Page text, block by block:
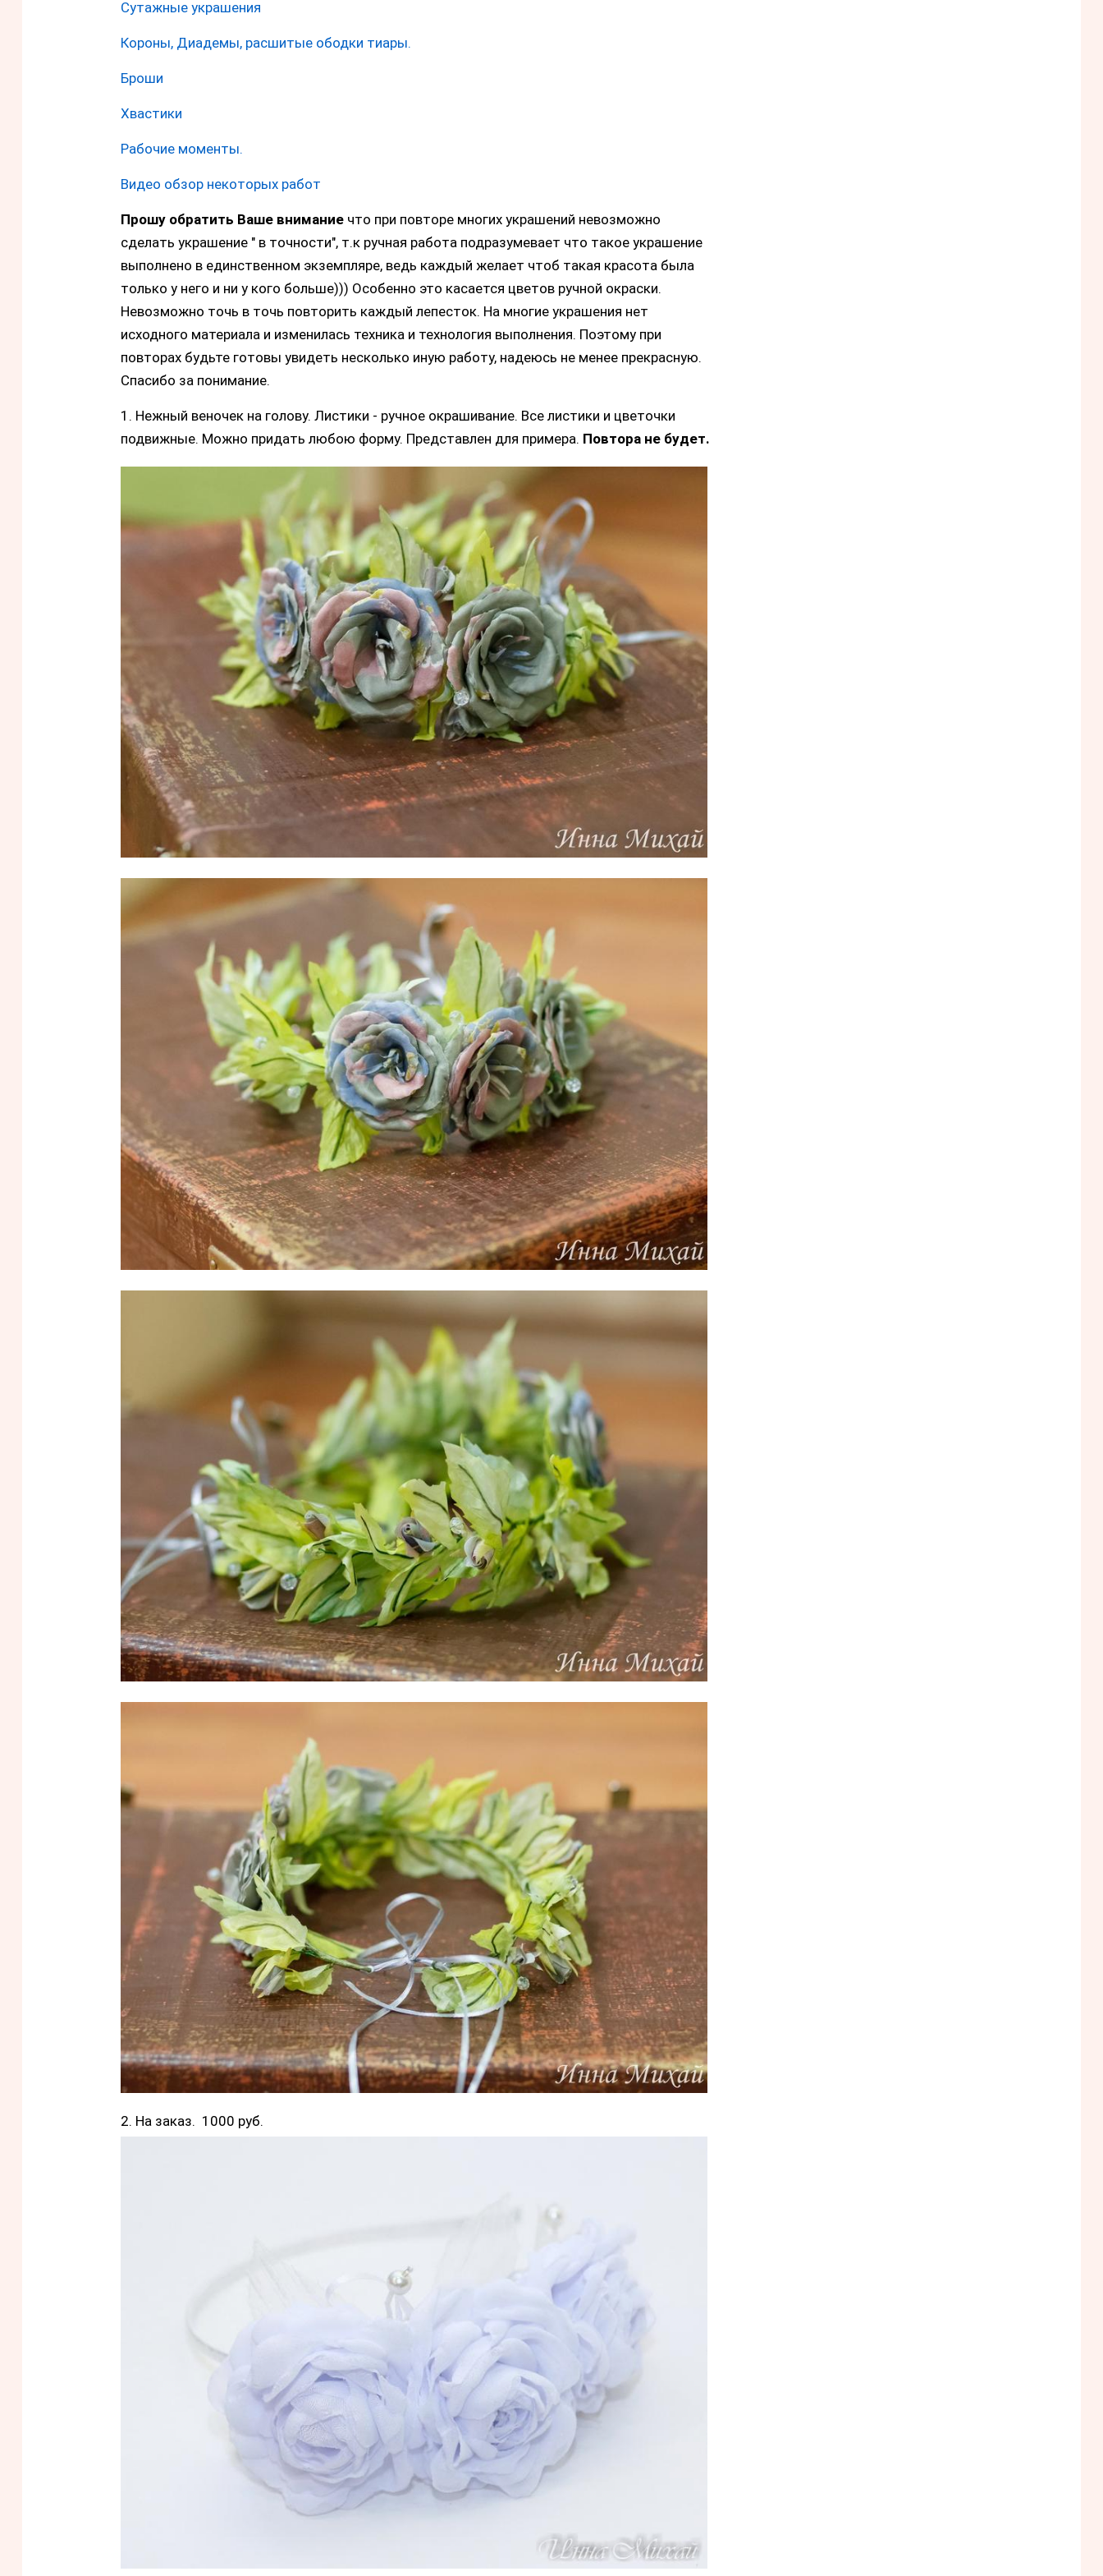
Сутажные украшения
Короны, Диадемы, расшитые ободки тиары.
Броши
Хвастики
Рабочие моменты.
Видео обзор некоторых работ
Прошу обратить Ваше внимание что при повторе многих украшений невозможно
сделать украшение " в точности", т.к ручная работа подразумевает что такое украшение
выполнено в единственном экземпляре, ведь каждый желает чтоб такая красота была
только у него и ни у кого больше))) Особенно это касается цветов ручной окраски.
Невозможно точь в точь повторить каждый лепесток. На многие украшения нет
исходного материала и изменилась техника и технология выполнения. Поэтому при
повторах будьте готовы увидеть несколько иную работу, надеюсь не менее прекрасную.
Спасибо за понимание.
1. Нежный веночек на голову. Листики - ручное окрашивание. Все листики и цветочки
подвижные. Можно придать любою форму. Представлен для примера. Повтора не будет.
2. На заказ. 1000 руб.